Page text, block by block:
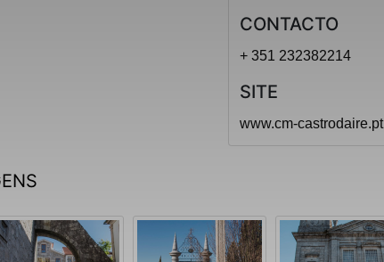
CONTACTO
+ 351 232382214
SITE
www.cm-castrodaire.pt